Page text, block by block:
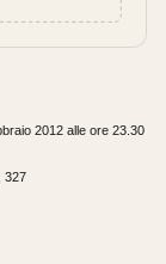
2012 alle ore 23.30
327